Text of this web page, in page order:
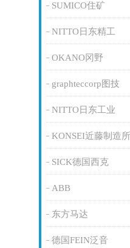
SUMICO住矿
NITTO日东精工
OKANO冈野
graphteccorp图技
NITTO日东工业
KONSEI近藤制造所
SICK德国西克
ABB
东方马达
德国FEIN泛音